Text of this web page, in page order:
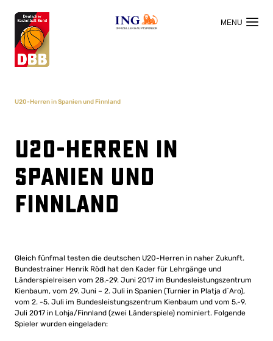
OFFIZIELLER HAUPTSPONSOR
U20-Herren in Spanien und Finnland
U20-Herren in
Spanien und
Finnland
Gleich fünfmal testen die deutschen U20-Herren in naher Zukunft.
Bundestrainer Henrik Rödl hat den Kader für Lehrgänge und
Länderspielreisen vom 28.-29. Juni 2017 im Bundesleistungszentrum
Kienbaum, vom 29. Juni – 2. Juli in Spanien (Turnier in Platja d´Aro),
vom 2. -5. Juli im Bundesleistungszentrum Kienbaum und vom 5.-9.
Juli 2017 in Lohja/Finnland (zwei Länderspiele) nominiert. Folgende
Spieler wurden eingeladen: